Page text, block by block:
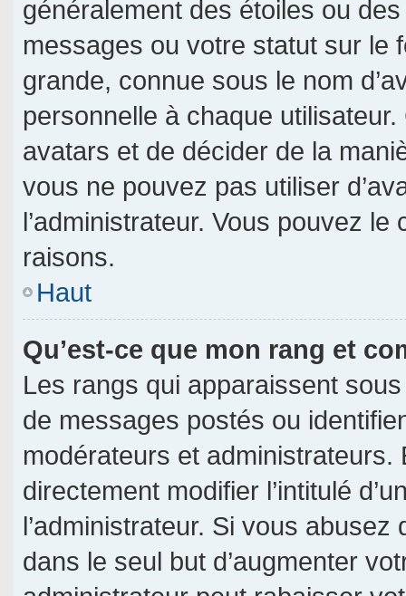
généralement des étoiles ou
messages ou votre statut sur le
grande, connue sous le nom
personnelle à chaque utilisateur.
avatars et de décider de la
vous ne pouvez pas utiliser
l’administrateur. Vous pouvez
raisons.
Haut
Qu’est-ce que mon rang et
Les rangs qui apparaissent
de messages postés ou
modérateurs et
directement modifier l’intitulé
l’administrateur. Si vous
dans le seul but d’augmenter